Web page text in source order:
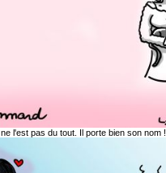
l'est pas du tout. Il porte bien son nom !